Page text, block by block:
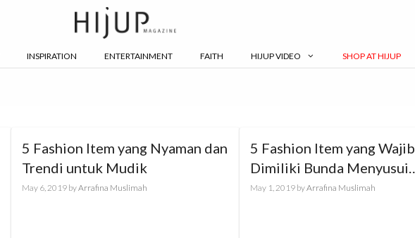
INSPIRATION ENTERTAINMENT FAITH HIJUP VIDEO SHOP AT HIJUP
5 Fashion Item yang Nyaman dan
Trendi untuk Mudik
May 6, 2019 byArrafina Muslimah
5 Fashion Item yang Wajib
Dimiliki Bunda Menyusui
Bekerja
May 1, 2019 byArrafina Muslimah